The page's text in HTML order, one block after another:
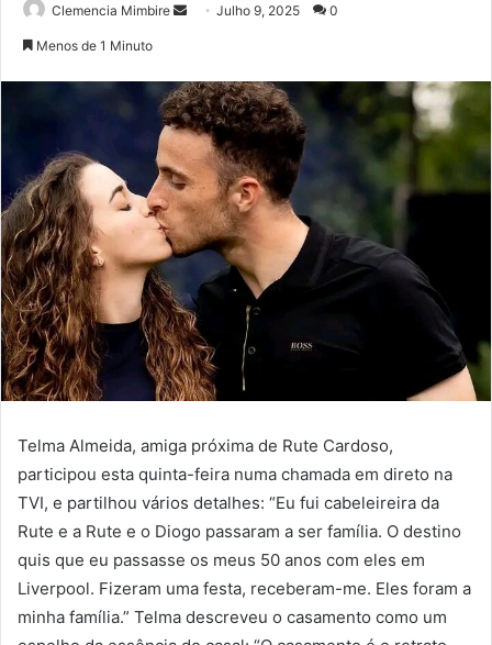
Clemencia Mimbire
SendJulho 9, 2025 0
Menos de 1 Minuto
Telma Almeida, amiga próxima de Rute Cardoso,
participou esta quinta-feira numa chamada em direto na
TVI, e partilhou vários detalhes: “Eu fui cabeleireira da
Rute e a Rute e o Diogo passaram a ser família. O destino
quis que eu passasse os meus 50 anos com eles em
Liverpool. Fizeram uma festa, receberam-me. Eles foram a
minha família.” Telma descreveu o casamento como um